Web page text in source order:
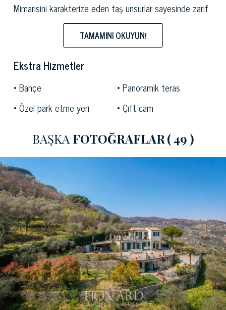
Mimarisini karakterize eden taş unsurlar sayesinde zarif
ve zarif bu mülk, ufuktaki berrak turkuaz suları
kucaklayana kadar altındaki tüm köyün eşsiz panoramik
manzarasını sunmaktadır.
Muhteşem zeytinlikler ve sık ormanlar arasında, yerel
manzarayı karakterize eden parlak renklerle iç içe olan
bu villa, şehir merkezinden soyutlanmadan son derece
mahremiyete sahiptir.
250 metrekarelik bir iç yüzeye sahip üç katlı yerleşim
oturma odası içeren yaşam alanı tarafından işgal
edildiğini görüyor. İkinci kata çıkarken teraslı çift kişilik
bir yatak odası ve küçük bir çalışma odası buluyoruz. Alt
katta, tümü muhteşem deniz manzaralı ve doğrudan
yemyeşil bahçeye bakan bir ebeveyn yatak odası ve üç
yatak odası, barbekü köşesi ile keyifli bir yemek alanına
sahip, zengin bitkilendirilmiş teraslarda düzenlenmiş
1.000 m2'dir.
Bu mülk, 3.000 m2'lik bir zeytinlik ve yedi noktalı bir
otopark ile zenginleştirilmiştir.
TAMAMINI OKUYUN!
Ekstra Hizmetler
Bahçe
Panoramik teras
Özel park etme yeri
Çift cam
BAŞKA FOTOĞRAFLAR( 49 )